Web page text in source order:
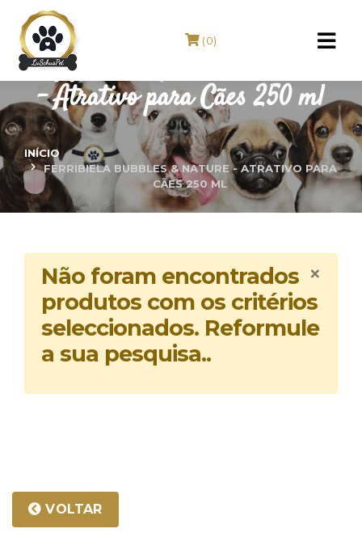
(0)
FERRIBIELA Bubbles & Nature
- Atrativo para Cães 250 ml
INÍCIO
FERRIBIELA BUBBLES & NATURE - ATRATIVO PARA
CÃES 250 ML
×
Não foram encontrados
produtos com os critérios
seleccionados. Reformule
a sua pesquisa..
VOLTAR